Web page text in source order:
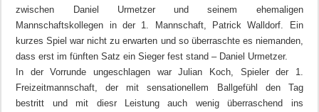
zwischen Daniel Urmetzer und seinem ehemaligen
Mannschaftskollegen in der 1. Mannschaft, Patrick Walldorf. Ein
kurzes Spiel war nicht zu erwarten und so überraschte es niemanden,
dass erst im fünften Satz ein Sieger fest stand – Daniel Urmetzer.
In der Vorrunde ungeschlagen war Julian Koch, Spieler der 1.
Freizeitmannschaft, der mit sensationellem Ballgefühl den Tag
bestritt und mit diesr Leistung auch wenig überraschend ins